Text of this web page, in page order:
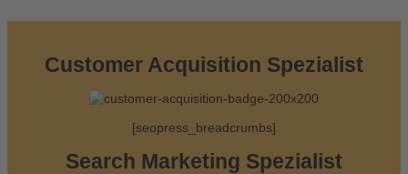
Customer Acquisition Spezialist
[seopress_breadcrumbs]
Search Marketing Spezialist